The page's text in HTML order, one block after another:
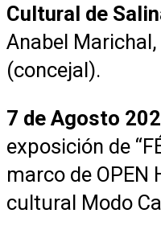
Cultural de
Anabel
(concejal).
7 de Agosto
exposición de
marco de OPEN
cultural Modo